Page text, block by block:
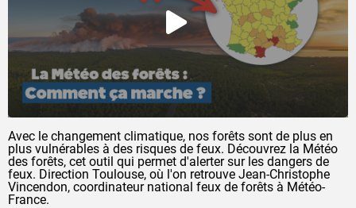
Avec le changement climatique, nos forêts sont de plus en
plus vulnérables à des risques de feux. Découvrez la Météo
des forêts, cet outil qui permet d'alerter sur les dangers de
feux. Direction Toulouse, où l'on retrouve Jean-Christophe
Vincendon, coordinateur national feux de forêts à Météo-
France.